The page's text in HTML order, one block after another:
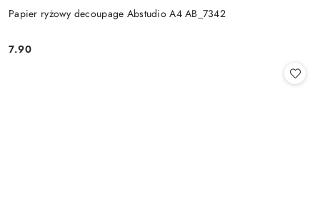
Papier ryżowy decoupage Abstudio A4 AB_7342
Cena:
7.90